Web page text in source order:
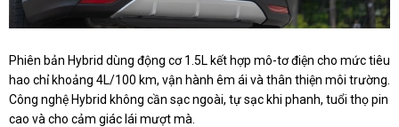
Phiên bản Hybrid dùng động cơ 1.5L kết hợp mô-tơ điện cho mức tiêu
hao chỉ khoảng 4L/100 km, vận hành êm ái và thân thiện môi trường.
Công nghệ Hybrid không cần sạc ngoài, tự sạc khi phanh, tuổi thọ pin
cao và cho cảm giác lái mượt mà.